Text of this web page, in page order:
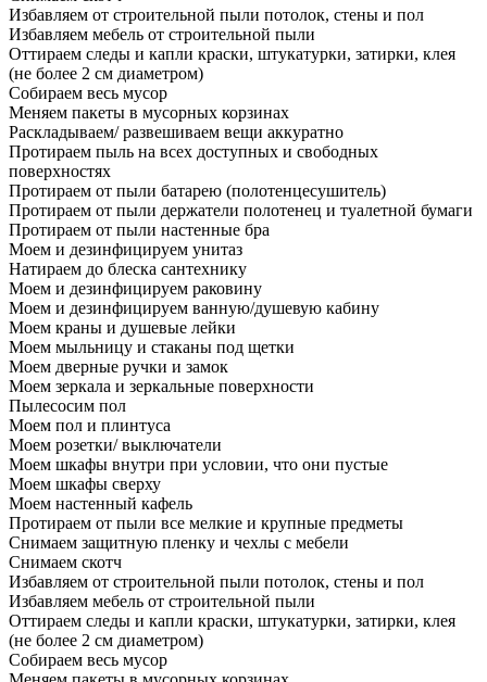
Избавляем от строительной пыли потолок, стены и пол
Избавляем мебель от строительной пыли
Оттираем следы и капли краски, штукатурки, затирки, клея
(не более 2 см диаметром)
Собираем весь мусор
Меняем пакеты в мусорных корзинах
Раскладываем/ развешиваем вещи аккуратно
Протираем пыль на всех доступных и свободных
поверхностях
Протираем от пыли батарею (полотенцесушитель)
Протираем от пыли держатели полотенец и туалетной бумаги
Протираем от пыли настенные бра
Моем и дезинфицируем унитаз
Натираем до блеска сантехнику
Моем и дезинфицируем раковину
Моем и дезинфицируем ванную/душевую кабину
Моем краны и душевые лейки
Моем мыльницу и стаканы под щетки
Моем дверные ручки и замок
Моем зеркала и зеркальные поверхности
Пылесосим пол
Моем пол и плинтуса
Моем розетки/ выключатели
Моем шкафы внутри при условии, что они пустые
Моем шкафы сверху
Моем настенный кафель
Протираем от пыли все мелкие и крупные предметы
Снимаем защитную пленку и чехлы с мебели
Снимаем скотч
Избавляем от строительной пыли потолок, стены и пол
Избавляем мебель от строительной пыли
Оттираем следы и капли краски, штукатурки, затирки, клея
(не более 2 см диаметром)
Собираем весь мусор